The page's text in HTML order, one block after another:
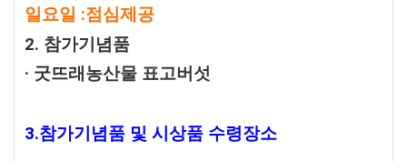
일요일 :점심제공
2. 참가기념품
· 굿뜨래농산물 표고버섯
3.참가기념품 및 시상품 수령장소